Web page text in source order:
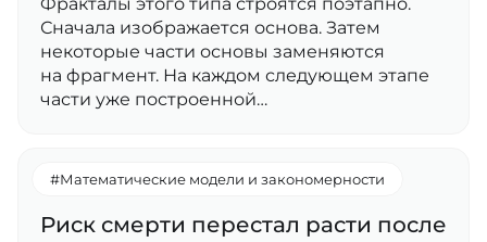
Сначала изображается основа. Затем
некоторые части основы заменяются
на фрагмент. На каждом следующем этапе
части уже построенной…
#Математические модели и закономерности
Риск смерти перестал расти после